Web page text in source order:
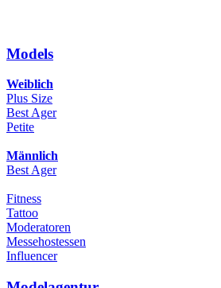
Models
Weiblich
Plus Size
Best Ager
Petite
Männlich
Best Ager
Fitness
Tattoo
Moderatoren
Messehostessen
Influencer